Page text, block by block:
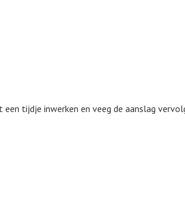
een tijdje inwerken en veeg de aanslag